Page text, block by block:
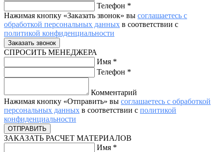
Телефон *
Нажимая кнопку «Заказать звонок» вы соглашаетесь с
обработкой персональных данных в соответствии с
политикой конфиденциальности
СПРОСИТЬ МЕНЕДЖЕРА
Имя *
Телефон *
Комментарий
Нажимая кнопку «Отправить» вы соглашаетесь с обработкой
персональных данных в соответствии с политикой
конфиденциальности
ЗАКАЗАТЬ РАСЧЕТ МАТЕРИАЛОВ
Имя *